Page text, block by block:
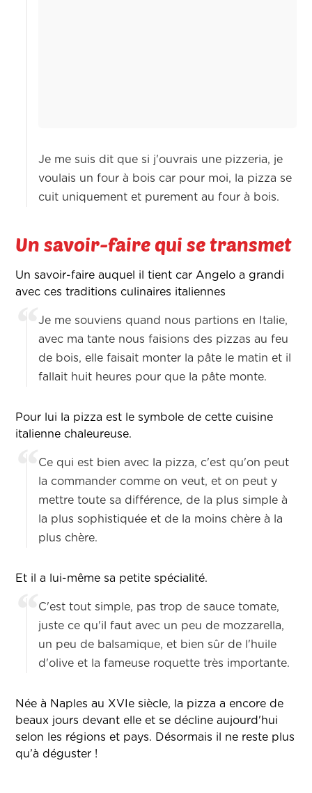
Je me suis dit que si j'ouvrais une pizzeria, je
voulais un four à bois car pour moi, la pizza se
cuit uniquement et purement au four à bois.
Un savoir-faire qui se transmet
Un savoir-faire auquel il tient car Angelo a grandi
avec ces traditions culinaires italiennes
Je me souviens quand nous partions en Italie,
avec ma tante nous faisions des pizzas au feu
de bois, elle faisait monter la pâte le matin et il
fallait huit heures pour que la pâte monte.
Pour lui la pizza est le symbole de cette cuisine
italienne chaleureuse.
Ce qui est bien avec la pizza, c'est qu'on peut
la commander comme on veut, et on peut y
mettre toute sa différence, de la plus simple à
la plus sophistiquée et de la moins chère à la
plus chère.
Et il a lui-même sa petite spécialité.
C'est tout simple, pas trop de sauce tomate,
juste ce qu'il faut avec un peu de mozzarella,
un peu de balsamique, et bien sûr de l'huile
d'olive et la fameuse roquette très importante.
Née à Naples au XVIe siècle, la pizza a encore de
beaux jours devant elle et se décline aujourd'hui
selon les régions et pays. Désormais il ne reste plus
qu’à déguster !